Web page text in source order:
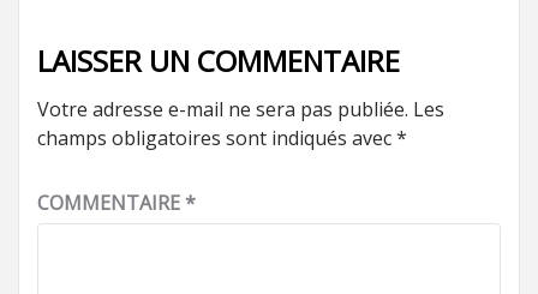
LAISSER UN COMMENTAIRE
Votre adresse e-mail ne sera pas publiée. Les
champs obligatoires sont indiqués avec*
COMMENTAIRE*